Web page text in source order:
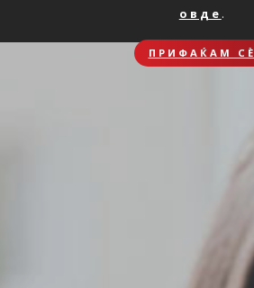
овде .
ПРИФАЌАМ СЀ